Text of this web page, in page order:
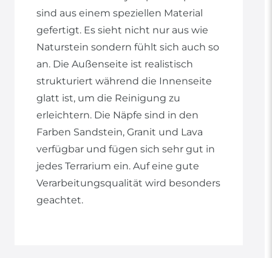
sind aus einem speziellen Material
gefertigt. Es sieht nicht nur aus wie
Naturstein sondern fühlt sich auch so
an. Die Außenseite ist realistisch
strukturiert während die Innenseite
glatt ist, um die Reinigung zu
erleichtern. Die Näpfe sind in den
Farben Sandstein, Granit und Lava
verfügbar und fügen sich sehr gut in
jedes Terrarium ein. Auf eine gute
Verarbeitungsqualität wird besonders
geachtet.